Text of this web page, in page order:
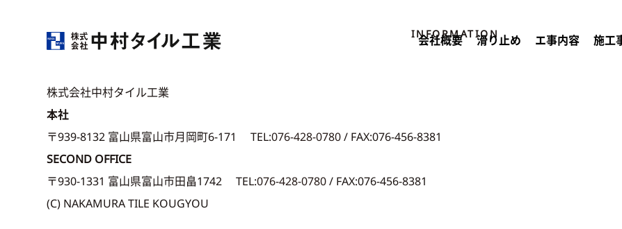
会社概要 滑り止め エ事内容 施工
INFORMATION
株式会社中村タイル工業
本社
〒939-8132 富山県富山市月岡町6-171
TEL:076-428-0780/ FAX:076-456-8381
SECOND OFFICE
〒930-1331 富山県富山市田畠1742
TEL:076-428-0780/ FAX:076-456-8381
(C) NAKAMURA TILE KOUGYOU